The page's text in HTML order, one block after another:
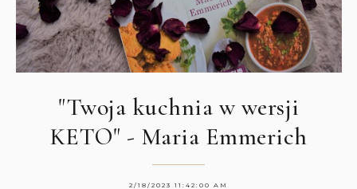
"Twoja kuchnia w wersji
KETO" - Maria Emmerich
2/18/2023 11:42:00 AM